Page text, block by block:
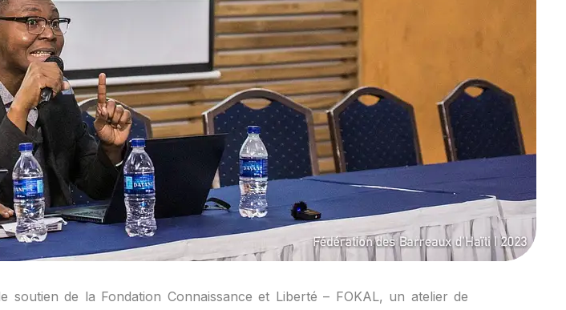
de la Fondation Connaissance et Liberté – FOKAL, un atelier de